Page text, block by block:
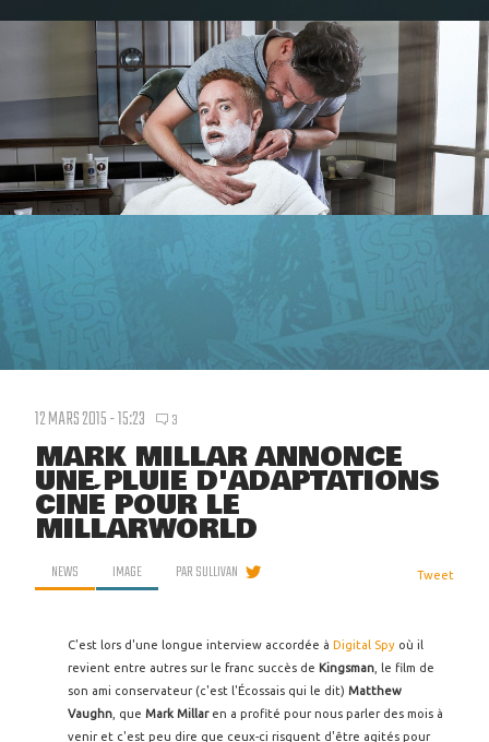
12 MARS 2015 - 15:23 3
MARK MILLAR ANNONCE
UNE PLUIE D'ADAPTATIONS
CINÉ POUR LE
MILLARWORLD
NEWS IMAGE PARSULLIVAN Tweet
C'est lors d'une longue interview accordée à Digital Spy où il
revient entre autres sur le franc succès de Kingsman , le film de
son ami conservateur (c'est l'Écossais qui le dit) Matthew
Vaughn , que Mark Millar en a profité pour nous parler des mois à
venir et c'est peu dire que ceux-ci risquent d'être agités pour